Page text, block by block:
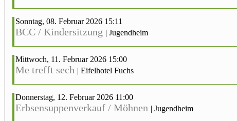
Sonntag, 08. Februar 2026 15:11
BCC / Kindersitzung | Jugendheim
Mittwoch, 11. Februar 2026 15:00
Me trefft sech | Eifelhotel Fuchs
Donnerstag, 12. Februar 2026 11:00
Erbsensuppenverkauf / Möhnen | Jugendheim